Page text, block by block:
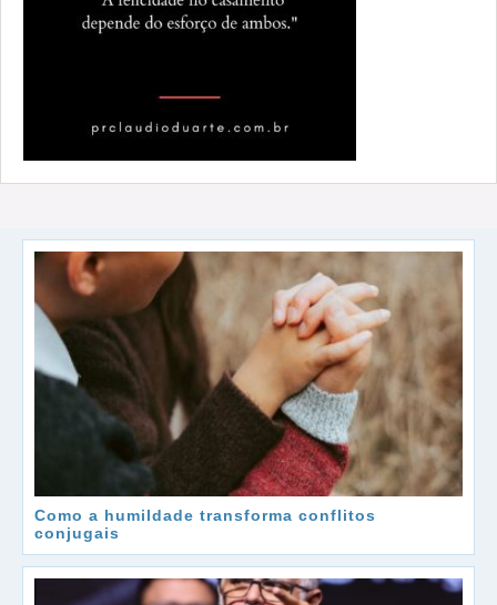
Como a humildade transforma conflitos
conjugais